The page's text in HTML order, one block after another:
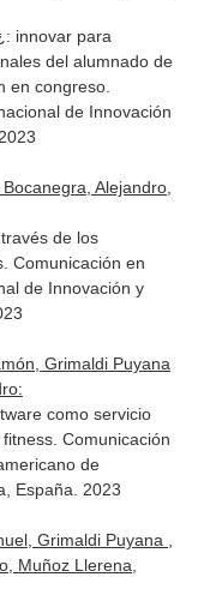
innovar para
del alumnado de
en congreso.
de Innovación
Alejandro,
de los
Comunicación en
de Innovación y
Grimaldi Puyana
como servicio
Comunicación
de
España. 2023
Grimaldi Puyana ,
Muñoz Llerena,